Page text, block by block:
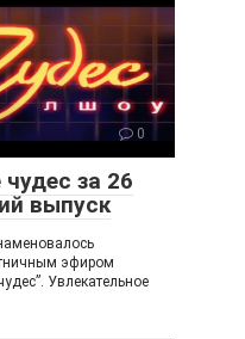
0
за 26
выпуск
эфиром
Увлекательное